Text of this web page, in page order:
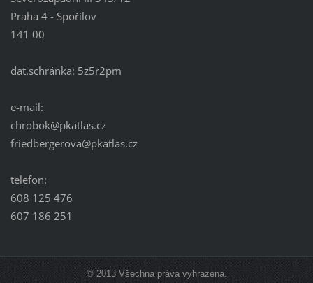
Praha 4 - Spořilov
141 00
dat.schránka: 5z5r2pm
e-mail:
chrobok@pkatlas.cz
friedbergerova@pkatlas.cz
telefon:
608 125 476
607 186 251
© 2013 Všechna práva vyhrazena.